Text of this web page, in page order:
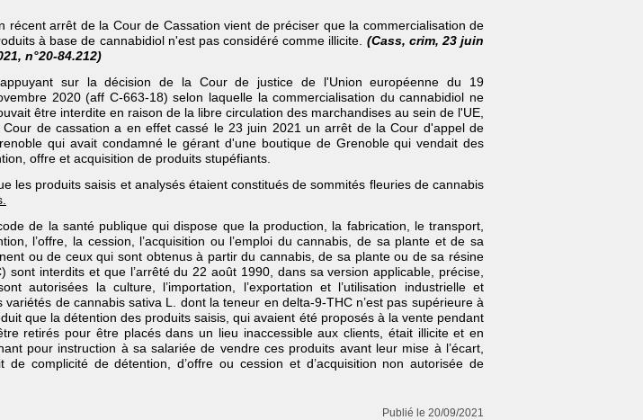
récent arrêt de la Cour de Cassation vient de préciser que la commercialisation de
à base de cannabidiol n'est pas considéré comme illicite. (Cass, crim, 23 juin
n°20-84.212)
sur la décision de la Cour de justice de l'Union européenne du 19
2020 (aff C-663-18) selon laquelle la commercialisation du cannabidiol ne
être interdite en raison de la libre circulation des marchandises au sein de l'UE,
Cour de cassation a en effet cassé le 23 juin 2021 un arrêt de la Cour d'appel de
qui avait condamné le gérant d'une boutique de Grenoble qui vendait des
offre et acquisition de produits stupéfiants.
les produits saisis et analysés étaient constitués de sommités fleuries de cannabis
de la santé publique qui dispose que la production, la fabrication, le transport,
l’offre, la cession, l’acquisition ou l’emploi du cannabis, de sa plante et de sa
ou de ceux qui sont obtenus à partir du cannabis, de sa plante ou de sa résine
sont interdits et que l’arrêté du 22 août 1990, dans sa version applicable, précise,
autorisées la culture, l’importation, l’exportation et l’utilisation industrielle et
de cannabis sativa L. dont la teneur en delta-9-THC n’est pas supérieure à
que la détention des produits saisis, qui avaient été proposés à la vente pendant
retirés pour être placés dans un lieu inaccessible aux clients, était illicite et en
pour instruction à sa salariée de vendre ces produits avant leur mise à l’écart,
de complicité de détention, d’offre ou cession et d’acquisition non autorisée de
Publié le 20/09/2021